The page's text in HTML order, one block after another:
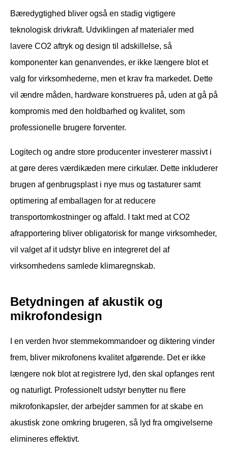
Bæredygtighed bliver også en stadig vigtigere
teknologisk drivkraft. Udviklingen af materialer med
lavere CO2 aftryk og design til adskillelse, så
komponenter kan genanvendes, er ikke længere blot et
valg for virksomhederne, men et krav fra markedet. Dette
vil ændre måden, hardware konstrueres på, uden at gå på
kompromis med den holdbarhed og kvalitet, som
professionelle brugere forventer.
Logitech og andre store producenter investerer massivt i
at gøre deres værdikæden mere cirkulær. Dette inkluderer
brugen af genbrugsplast i nye mus og tastaturer samt
optimering af emballagen for at reducere
transportomkostninger og affald. I takt med at CO2
afrapportering bliver obligatorisk for mange virksomheder,
vil valget af it udstyr blive en integreret del af
virksomhedens samlede klimaregnskab.
Betydningen af akustik og
mikrofondesign
I en verden hvor stemmekommandoer og diktering vinder
frem, bliver mikrofonens kvalitet afgørende. Det er ikke
længere nok blot at registrere lyd, den skal opfanges rent
og naturligt. Professionelt udstyr benytter nu flere
mikrofonkapsler, der arbejder sammen for at skabe en
akustisk zone omkring brugeren, så lyd fra omgivelserne
elimineres effektivt.